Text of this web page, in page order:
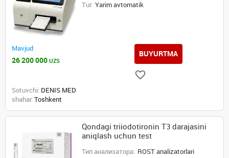
Tur: Yarim avtomatik
Mavjud
26 200 000 UZS
BUYURTMA
Sotuvchi: DENIS MED
shahar: Toshkent
Qondagi triiodotironin T3 darajasini
aniqlash uchun test
Тип анализатора: ROST analizatorlari